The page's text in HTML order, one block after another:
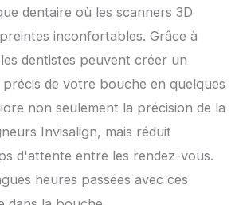
dentaire où les scanners 3D
inconfortables. Grâce à
dentistes peuvent créer un
précis de votre bouche en quelques
non seulement la précision de la
Invisalign, mais réduit
d'attente entre les rendez-vous.
heures passées avec ces